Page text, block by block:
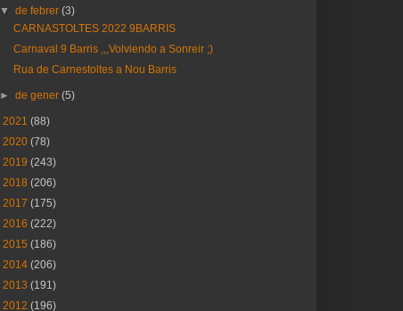
▼de febrer(3)
CARNASTOLTES 2022 9BARRIS
Carnaval 9 Barris ,,,Volviendo a Sonreir ;)
Rua de Carnestoltes a Nou Barris
►de gener(5)
2021 (88)
2020 (78)
2019 (243)
2018 (206)
2017 (175)
2016 (222)
2015 (186)
2014 (206)
2013 (191)
2012 (196)